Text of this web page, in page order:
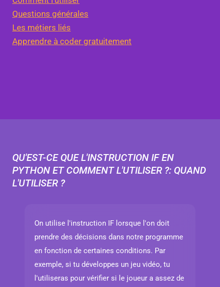
Questions générales
Les métiers liés
Apprendre à coder gratuitement
QU'EST-CE QUE L'INSTRUCTION IF EN
PYTHON ET COMMENT L'UTILISER ?: QUAND
L'UTILISER ?
On utilise l'instruction IF lorsque l'on doit
prendre des décisions dans notre programme
en fonction de certaines conditions. Par
exemple, si tu développes un jeu vidéo, tu
l'utiliseras pour vérifier si le joueur a assez de